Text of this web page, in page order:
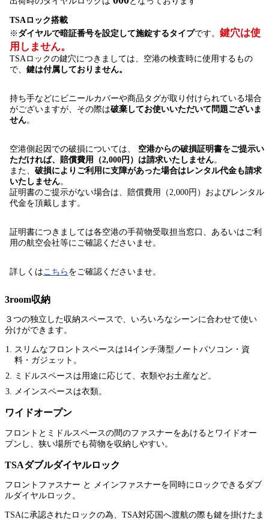
TSAロック搭載
※ ダイヤルで暗証番号を設定して施錠するタイプです。 鍵穴は使
用しません。
TSAロックの鍵穴につきましては、空港の検査時に使用するもの
で、 鍵は付属しておりません。
持ち手などにビニールカバーや商品タグが取り付けられている場合
がございますが、その際は破棄してお使いいただいて問題ございま
せん。
空港側起因での破損については、 空港からの破損証明書をご提示い
ただければ、賠償費用（2,000円）は請求いたしません。
また、 破損によりご利用に支障があった場合はレンタル代金も請求
いたしません。
証明書のご提示がない場合は、賠償費用（2,000円）およびレンタル
代金を頂戴します。
証明書につきましては各空港の手荷物受取担当窓口、あるいはご利
用の航空会社等にご確認くださいませ。
詳しくは こちら をご確認くださいませ。
3room収納
３つの独立した収納スペースで、いろいろなシーンに合わせて使い
分けができます。
スリムなフロントスペースは14インチ薄型ノートパソコン・資
料・ガジェット。
ミドルスペースは用途に応じて、衣類やお土産など。
メインスペースは衣類。
ワイドオープン
フロントとミドルスペースの間のファスナーをあけるとワイドオー
プンし、狭い場所でも荷物を収納しやすい。
TSAダブルダイヤルロック
フロントファスナー と メインファスナーを同時にロックできるダブ
ルダイヤルロック。
TSAに承認されたロックの為、TSA対応国へ渡航の際も鍵を掛けたま